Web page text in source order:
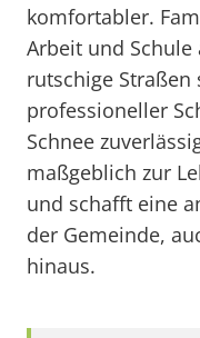
komfortabler.
Arbeit und
rutschige Straßen
professioneller
Schnee
maßgeblich zur
und schafft eine
der Gemeinde,
hinaus.